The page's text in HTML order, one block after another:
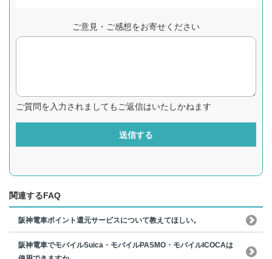
ご意見・ご感想をお寄せください
ご質問を入力されましてもご返信はいたしかねます
送信する
関連するFAQ
阪神電車ポイント還元サービスについて教えてほしい。
阪神電車でモバイルSuica・モバイルPASMO・モバイルICOCAは